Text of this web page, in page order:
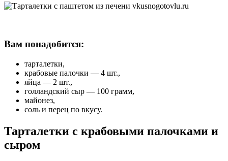
Вам понадобится:
тарталетки,
крабовые палочки — 4 шт.,
яйца — 2 шт.,
голландский сыр — 100 грамм,
майонез,
соль и перец по вкусу.
Тарталетки с крабовыми палочками и
сыром